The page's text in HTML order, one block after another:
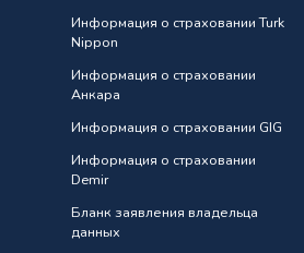
Информация о страховании Turk
Nippon
Информация о страховании
Анкарa
Информация о страховании GIG
Информация о страховании
Demir
Бланк заявления владельца
данных